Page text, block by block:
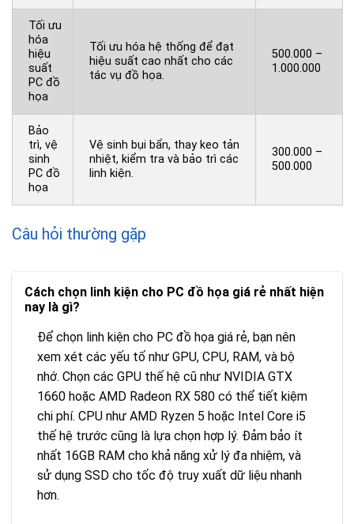
Tối ưu
hóa
hiệu
suất
PC đồ
họa
Tối ưu hóa hệ thống để đạt
hiệu suất cao nhất cho các
tác vụ đồ họa.
500.000 –
1.000.000
Bảo
trì, vệ
sinh
PC đồ
họa
Vệ sinh bụi bẩn, thay keo tản
nhiệt, kiểm tra và bảo trì các
linh kiện.
300.000 –
500.000
Câu hỏi thường gặp
Cách chọn linh kiện cho PC đồ họa giá rẻ nhất hiện
nay là gì?
Để chọn linh kiện cho PC đồ họa giá rẻ, bạn nên
xem xét các yếu tố như GPU, CPU, RAM, và bộ
nhớ. Chọn các GPU thế hệ cũ như NVIDIA GTX
1660 hoặc AMD Radeon RX 580 có thể tiết kiệm
chi phí. CPU như AMD Ryzen 5 hoặc Intel Core i5
thế hệ trước cũng là lựa chọn hợp lý. Đảm bảo ít
nhất 16GB RAM cho khả năng xử lý đa nhiệm, và
sử dụng SSD cho tốc độ truy xuất dữ liệu nhanh
hơn.